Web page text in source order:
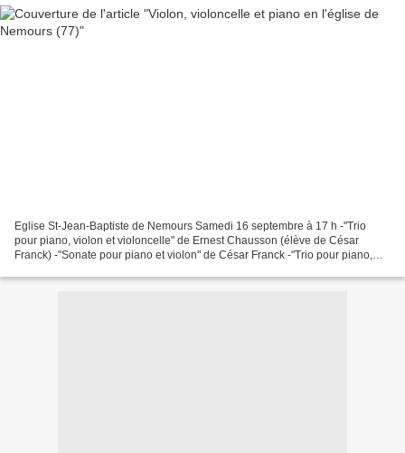
Eglise St-Jean-Baptiste de Nemours Samedi 16 septembre à 17 h -"Trio
pour piano, violon et violoncelle" de Ernest Chausson (élève de César
Franck) -"Sonate pour piano et violon" de César Franck -"Trio pour piano,